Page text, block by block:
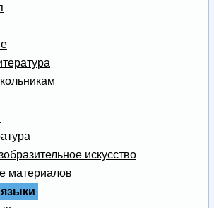
искусство
материалов